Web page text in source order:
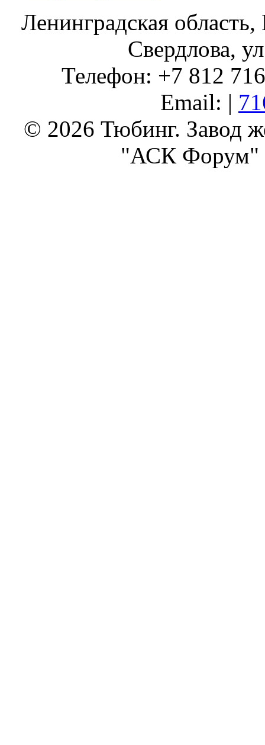
Ленинградская
Свердлова,
Телефон: +7 812
Email: |
© 2026 Тюбинг. Завод
"АСК Форум"